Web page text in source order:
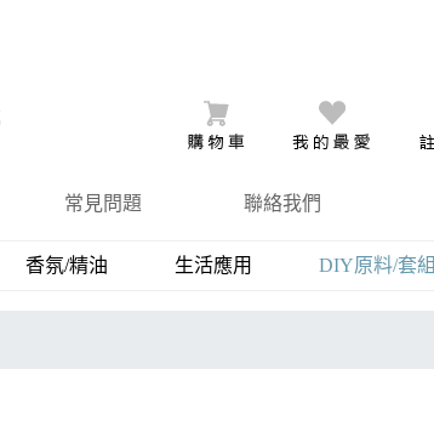
常見問題 聯絡我們
香氛/精油 生活應用 DIY原料/套組